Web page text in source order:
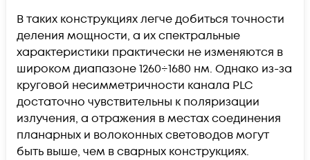
В таких конструкциях легче добиться точности
деления мощности, а их спектральные
характеристики практически не изменяются в
широком диапазоне 1260÷1680 нм. Однако из-за
круговой несимметричности канала PLC
достаточно чувствительны к поляризации
излучения, а отражения в местах соединения
планарных и волоконных световодов могут
быть выше, чем в сварных конструкциях.